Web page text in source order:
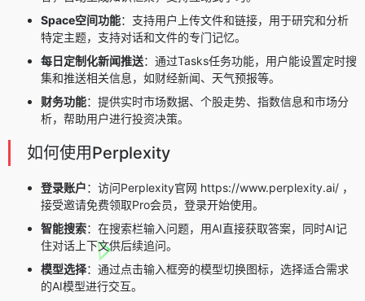
Space空间功能：支持用户上传文件和链接，用于研究和分析
特定主题，支持对话和文件的专门记忆。
每日定制化新闻推送：通过Tasks任务功能，用户能设置定时搜
集和推送相关信息，如财经新闻、天气预报等。
财务功能：提供实时市场数据、个股走势、指数信息和市场分
析，帮助用户进行投资决策。
如何使用Perplexity
登录账户：访问Perplexity官网 https://www.perplexity.ai/ ，
接受邀请免费领取Pro会员，登录开始使用。
智能搜索：在搜索栏输入问题，用AI直接获取答案，同时AI记
住对话上下文供后续追问。
模型选择：通过点击输入框旁的模型切换图标，选择适合需求
的AI模型进行交互。